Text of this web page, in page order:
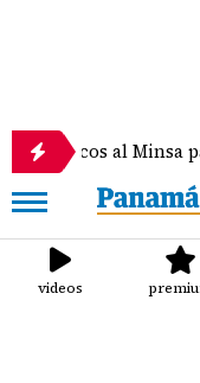
al Minsa para
videos